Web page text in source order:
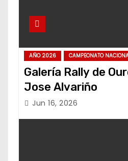
AÑO 2026 CAMPEONATO
Galería Rally de
Jose Alvariño
Jun 16, 2026